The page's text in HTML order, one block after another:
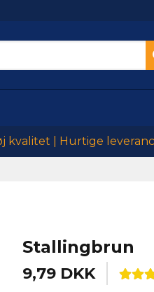
kvalitet | Hurtige
Stallingbrun
9,79 DKK